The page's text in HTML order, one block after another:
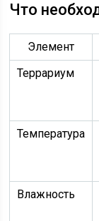
Что
Элемент
Террариум
Температура
Влажность